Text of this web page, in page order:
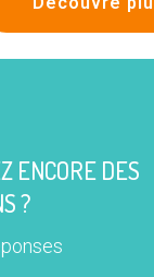
ENCORE DES
?